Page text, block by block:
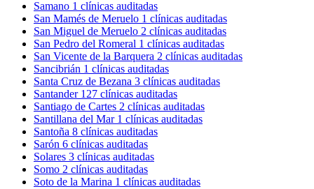
Samano 1 clínicas auditadas
San Mamés de Meruelo 1 clínicas auditadas
San Miguel de Meruelo 2 clínicas auditadas
San Pedro del Romeral 1 clínicas auditadas
San Vicente de la Barquera 2 clínicas auditadas
Sancibrián 1 clínicas auditadas
Santa Cruz de Bezana 3 clínicas auditadas
Santander 127 clínicas auditadas
Santiago de Cartes 2 clínicas auditadas
Santillana del Mar 1 clínicas auditadas
Santoña 8 clínicas auditadas
Sarón 6 clínicas auditadas
Solares 3 clínicas auditadas
Somo 2 clínicas auditadas
Soto de la Marina 1 clínicas auditadas